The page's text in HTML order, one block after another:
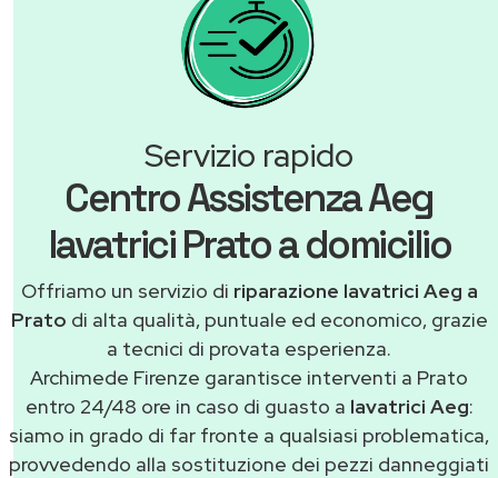
Servizio rapido
Centro Assistenza Aeg
lavatrici Prato a domicilio
Offriamo un servizio di riparazione lavatrici Aeg a
Prato di alta qualità, puntuale ed economico, grazie
a tecnici di provata esperienza.
Archimede Firenze garantisce interventi a Prato
entro 24/48 ore in caso di guasto a lavatrici Aeg:
siamo in grado di far fronte a qualsiasi problematica,
provvedendo alla sostituzione dei pezzi danneggiati